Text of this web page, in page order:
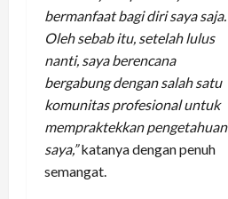
bermanfaat bagi diri saya saja.
Oleh sebab itu, setelah lulus
nanti, saya berencana
bergabung dengan salah satu
komunitas profesional untuk
mempraktekkan pengetahuan
saya,”katanya dengan penuh
semangat.